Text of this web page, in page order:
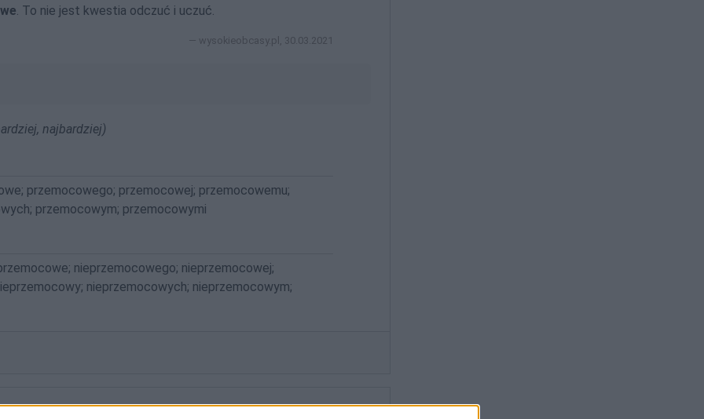
. To nie jest kwestia odczuć i uczuć.
wysokieobcasy.pl, 30.03.2021
najbardziej)
przemocowego; przemocowej; przemocowemu;
przemocowym; przemocowymi
nieprzemocowego; nieprzemocowej;
nieprzemocowych; nieprzemocowym;